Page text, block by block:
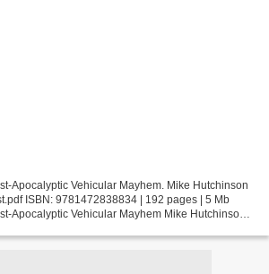
Apocalyptic Vehicular Mayhem. Mike Hutchinson
ISBN: 9781472838834 | 192 pages | 5 Mb
Apocalyptic Vehicular Mayhem Mike Hutchinson